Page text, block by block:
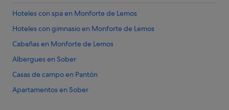
Hoteles con spa en Monforte de Lemos
Hoteles con gimnasio en Monforte de Lemos
Cabañas en Monforte de Lemos
Albergues en Sober
Casas de campo en Pantón
Apartamentos en Sober